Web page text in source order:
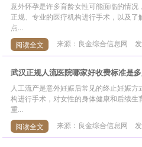
意外怀孕是许多育龄女性可能面临的情
正规、专业的医疗机构进行手术，以及
点...
阅读全文
来源：良金综合信息网
武汉正规人流医院哪家好收费标准是
人工流产是意外妊娠后常见的终止妊娠
构进行手术，对女性的身体健康和后续
重...
阅读全文
来源：良金综合信息网